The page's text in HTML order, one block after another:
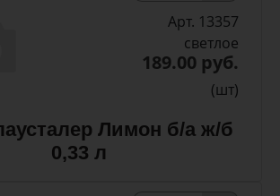
Арт. 13357
светлое
189.00 руб.
(шт)
Лимон б/а ж/б
0,33 л